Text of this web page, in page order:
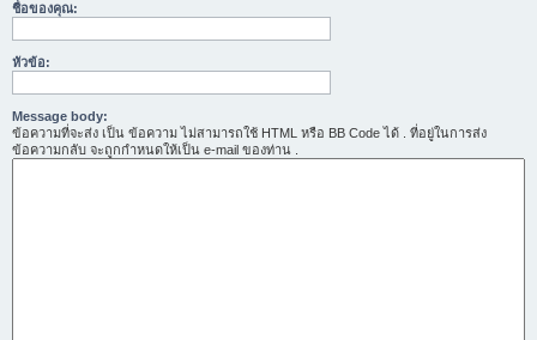
ชื่อของคุณ:
หัวข้อ:
Message body:
ข้อความที่จะส่ง เป็น ข้อความ ไม่สามารถใช้ HTML หรือ BB Code ได้ . ที่อยู่ในการส่ง
ข้อความกลับ จะถูกกำหนดให้เป็น e-mail ของท่าน .